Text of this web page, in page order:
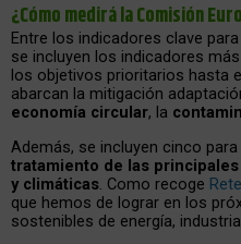
¿Cómo medirá la Comisión
Entre los indicadores clave
se incluyen los indicadores
los objetivos prioritarios hasta
abarcan la mitigación
economía circular, la
Además, se incluyen cinco para
tratamiento de las
y climáticas. Como recoge
que hemos de lograr en los
sostenibles de energía,